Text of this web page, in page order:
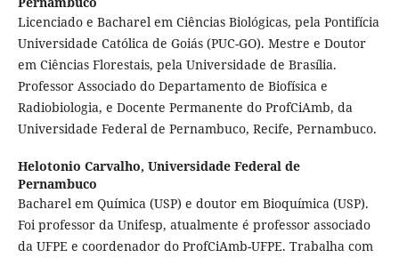
Licenciado e Bacharel em Ciências Biológicas, pela Pontifícia
Universidade Católica de Goiás (PUC-GO). Mestre e Doutor
em Ciências Florestais, pela Universidade de Brasília.
Professor Associado do Departamento de Biofísica e
Radiobiologia, e Docente Permanente do ProfCiAmb, da
Universidade Federal de Pernambuco, Recife, Pernambuco.
Helotonio Carvalho, Universidade Federal de
Pernambuco
Bacharel em Química (USP) e doutor em Bioquímica (USP).
Foi professor da Unifesp, atualmente é professor associado
da UFPE e coordenador do ProfCiAmb-UFPE. Trabalha com